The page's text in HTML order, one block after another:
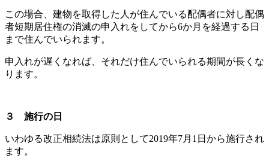
この場合、建物を取得した人が住んでいる配偶者に対し配偶
者短期居住権の消滅の申入れをしてから6か月を経過する日
まで住んでいられます。
申入れが遅くなれば、それだけ住んでいられる期間が長くな
ります。
３ 施行の日
いわゆる改正相続法は原則として2019年7月1日から施行され
ます。